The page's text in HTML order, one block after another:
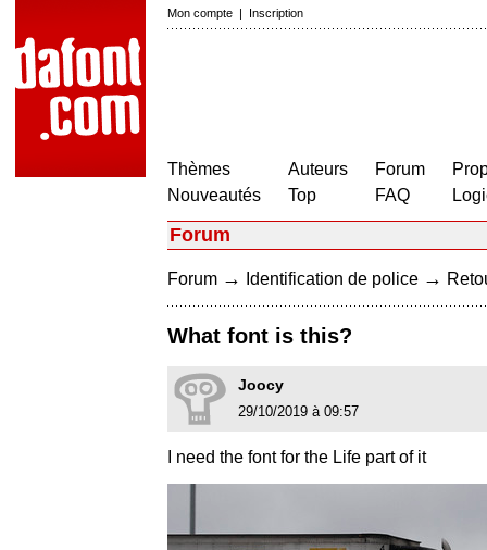
Mon compte | Inscription
Thèmes
Nouveautés
Auteurs
Top
Forum
FAQ
Forum
Forum → Identification de police →
What font is this?
Joocy
29/10/2019 à 09:57
I need the font for the Life part of it